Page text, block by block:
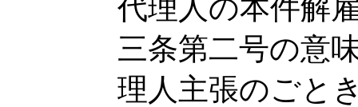
代理人の本件解
三条第二号の意
理人主張のごと